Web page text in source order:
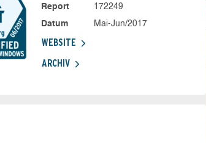
Report
172249
Datum
Mai-Jun/2017
WEBSITE
ARCHIV